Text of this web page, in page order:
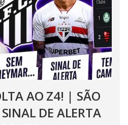
AO Z4! | SÃO
DE ALERTA